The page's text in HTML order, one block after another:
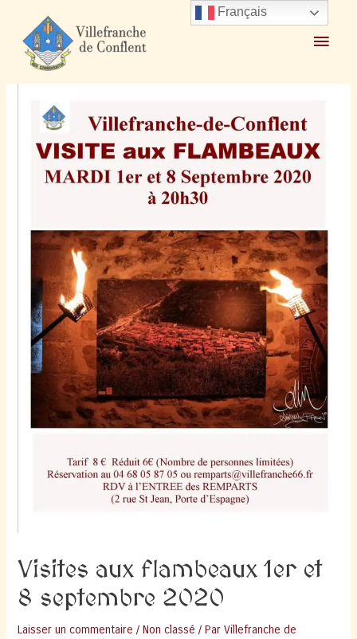
contenu
Menu
Accueil 2020 août
27
Visites aux flambeaux 1er et 8 septembre 2020
Visites aux flambeaux 1er et
8 septembre 2020
Laisser un commentaire /Non classé / ParVillefranche de
Français